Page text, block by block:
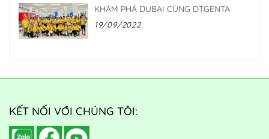
KHÁM PHÁ DUBAI CÙNG DTGENTA
19/09/2022
KẾT NỐI VỚI CHÚNG TÔI: